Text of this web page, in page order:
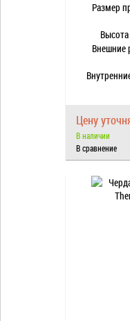
Размер
Внешние
Размах
Цену
В наличии
В сравнение